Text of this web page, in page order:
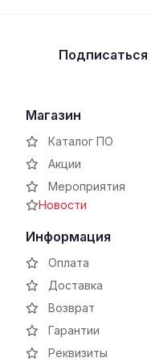
Подписаться
Магазин
Каталог ПО
Акции
Мероприятия
Новости
Информация
Оплата
Доставка
Возврат
Гарантии
Реквизиты